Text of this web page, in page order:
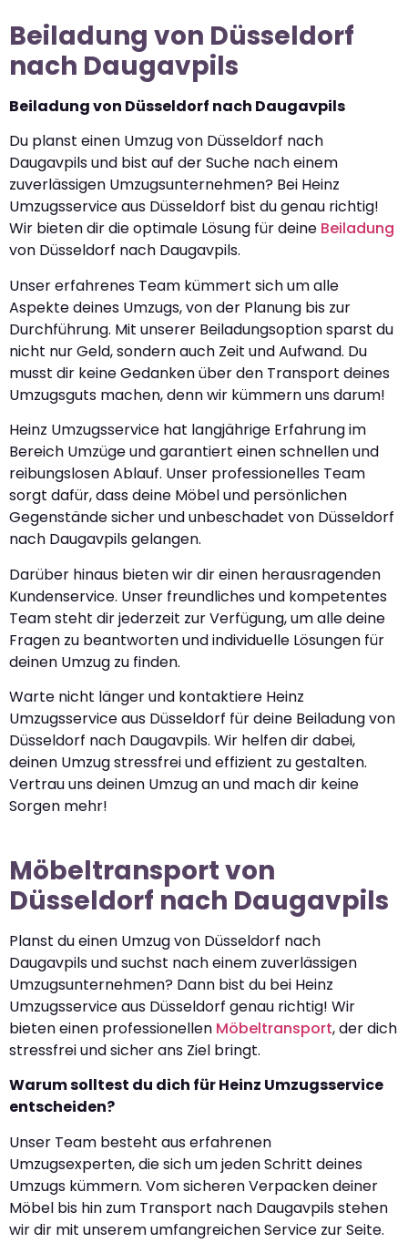
Beiladung von Düsseldorf
nach Daugavpils
Beiladung von Düsseldorf nach Daugavpils
Du planst einen Umzug von Düsseldorf nach
Daugavpils und bist auf der Suche nach einem
zuverlässigen Umzugsunternehmen? Bei Heinz
Umzugsservice aus Düsseldorf bist du genau richtig!
Wir bieten dir die optimale Lösung für deine Beiladung
von Düsseldorf nach Daugavpils.
Unser erfahrenes Team kümmert sich um alle
Aspekte deines Umzugs, von der Planung bis zur
Durchführung. Mit unserer Beiladungsoption sparst du
nicht nur Geld, sondern auch Zeit und Aufwand. Du
musst dir keine Gedanken über den Transport deines
Umzugsguts machen, denn wir kümmern uns darum!
Heinz Umzugsservice hat langjährige Erfahrung im
Bereich Umzüge und garantiert einen schnellen und
reibungslosen Ablauf. Unser professionelles Team
sorgt dafür, dass deine Möbel und persönlichen
Gegenstände sicher und unbeschadet von Düsseldorf
nach Daugavpils gelangen.
Darüber hinaus bieten wir dir einen herausragenden
Kundenservice. Unser freundliches und kompetentes
Team steht dir jederzeit zur Verfügung, um alle deine
Fragen zu beantworten und individuelle Lösungen für
deinen Umzug zu finden.
Warte nicht länger und kontaktiere Heinz
Umzugsservice aus Düsseldorf für deine Beiladung von
Düsseldorf nach Daugavpils. Wir helfen dir dabei,
deinen Umzug stressfrei und effizient zu gestalten.
Vertrau uns deinen Umzug an und mach dir keine
Sorgen mehr!
Möbeltransport von
Düsseldorf nach Daugavpils
Planst du einen Umzug von Düsseldorf nach
Daugavpils und suchst nach einem zuverlässigen
Umzugsunternehmen? Dann bist du bei Heinz
Umzugsservice aus Düsseldorf genau richtig! Wir
bieten einen professionellen Möbeltransport, der dich
stressfrei und sicher ans Ziel bringt.
Warum solltest du dich für Heinz Umzugsservice
entscheiden?
Unser Team besteht aus erfahrenen
Umzugsexperten, die sich um jeden Schritt deines
Umzugs kümmern. Vom sicheren Verpacken deiner
Möbel bis hin zum Transport nach Daugavpils stehen
wir dir mit unserem umfangreichen Service zur Seite.